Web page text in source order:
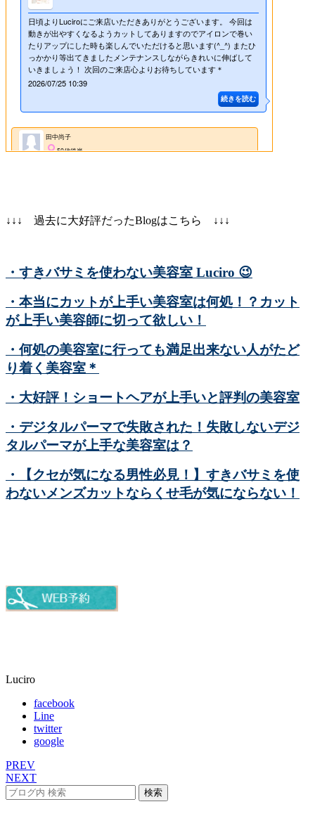
↓↓↓ 過去に大好評だったBlogはこちら ↓↓↓
・すきバサミを使わない美容室 Luciro 😉
・本当にカットが上手い美容室は何処！？カット
が上手い美容師に切って欲しい！
・何処の美容室に行っても満足出来ない人がたど
り着く美容室＊
・大好評！ショートヘアが上手いと評判の美容室
・デジタルパーマで失敗された！失敗しないデジ
タルパーマが上手な美容室は？
・【クセが気になる男性必見！】すきバサミを使
わないメンズカットならくせ毛が気にならない！
Luciro
facebook
Line
twitter
google
PREV
NEXT